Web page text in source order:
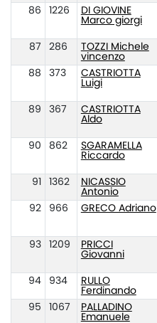
86
1226
DI GIOVINE
Marco giorgi
87
286
TOZZI Michele
vincenzo
88
373
CASTRIOTTA
Luigi
89
367
CASTRIOTTA
Aldo
90
862
SGARAMELLA
Riccardo
91
1362
NICASSIO
Antonio
92
966 GRECO Adriano
93
1209
PRICCI
Giovanni
94
934
RULLO
Ferdinando
95
1067
PALLADINO
Emanuele